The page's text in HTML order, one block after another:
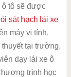
ô tô sẽ được
sát hạch lái xe
máy vi tính.
tại trường,
dạy lái xe ô
trình học